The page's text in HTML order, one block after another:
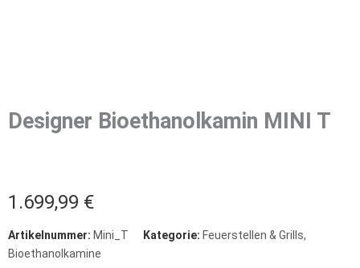
Designer Bioethanolkamin MINI T
1.699,99 €
Artikelnummer: Mini_T Kategorie: Feuerstellen & Grills,
Bioethanolkamine